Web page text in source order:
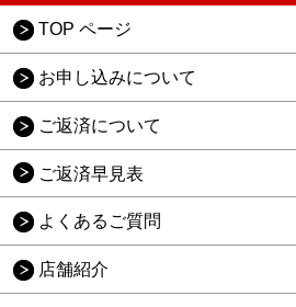
TOP ページ
お申し込みについて
ご返済について
ご返済早見表
よくあるご質問
店舗紹介